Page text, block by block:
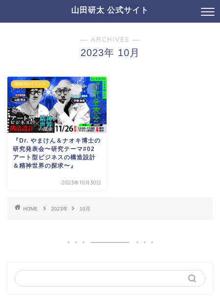
山田研太 公式サイト
― ARCHIVES ―
2023年 10月
開催済みイベント
『Dr. やまけん＆ナオキ博士の
研究発表会〜研究テーマ#02
アート型ビジネスの構造設計
＆精神世界の探求〜』
2023年10月30日
HOME 2023年 10月